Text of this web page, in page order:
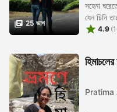
 25 ভাগ
সহেনা
যেন চিনি
ফুল ফোটে,
 4.9
Pratima